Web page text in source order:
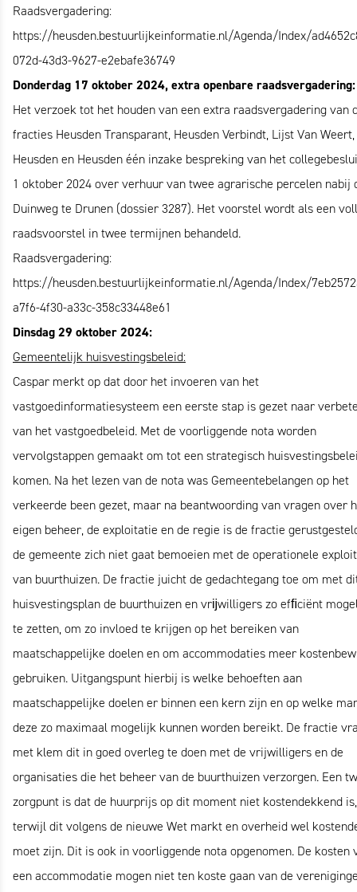
Raadsvergadering:
https://heusden.bestuurlijkeinformatie.nl/Agenda/Index/
072d-43d3-9627-e2ebafe36749
Donderdag 17 oktober 2024, extra openbare raadsvergadering:
Het verzoek tot het houden van een extra raadsvergadering van
fracties Heusden Transparant, Heusden Verbindt, Lijst Van Weert,
Heusden en Heusden één inzake bespreking van het
1 oktober 2024 over verhuur van twee agrarische percelen nabij
Duinweg te Drunen (dossier 3287). Het voorstel wordt als een
raadsvoorstel in twee termijnen behandeld.
Raadsvergadering:
https://heusden.bestuurlijkeinformatie.nl/Agenda/Index/
a7f6-4f30-a33c-358c33448e61
Dinsdag 29 oktober 2024:
Gemeentelijk huisvestingsbeleid:
Caspar merkt op dat door het invoeren van het
vastgoedinformatiesysteem een eerste stap is gezet naar
van het vastgoedbeleid. Met de voorliggende nota worden
vervolgstappen gemaakt om tot een strategisch
komen. Na het lezen van de nota was Gemeentebelangen op het
verkeerde been gezet, maar na beantwoording van vragen over
eigen beheer, de exploitatie en de regie is de fractie
de gemeente zich niet gaat bemoeien met de operationele
van buurthuizen. De fractie juicht de gedachtegang toe om met
huisvestingsplan de buurthuizen en vrĳwilligers zo efﬁciënt
te zetten, om zo invloed te krijgen op het bereiken van
maatschappelijke doelen en om accommodaties meer
gebruiken. Uitgangspunt hierbij is welke behoeften aan
maatschappelijke doelen er binnen een kern zijn en op welke
deze zo maximaal mogelijk kunnen worden bereikt. De fractie
met klem dit in goed overleg te doen met de vrijwilligers en de
organisaties die het beheer van de buurthuizen verzorgen. Een
zorgpunt is dat de huurprijs op dit moment niet kostendekkend is,
terwijl dit volgens de nieuwe Wet markt en overheid wel
moet zijn. Dit is ook in voorliggende nota opgenomen. De kosten
een accommodatie mogen niet ten koste gaan van de